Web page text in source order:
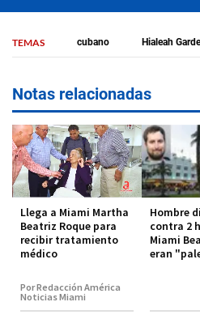
TEMAS cubano Hialeah
Notas relacionadas
Llega a Miami Martha
Beatriz Roque para
recibir tratamiento
médico
Por Redacción América
Noticias Miami
Hombre
contra 2
Miami
eran